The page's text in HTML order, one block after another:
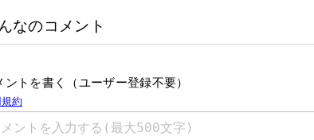
なのコメント
ントを書く（ユーザー登録不要）